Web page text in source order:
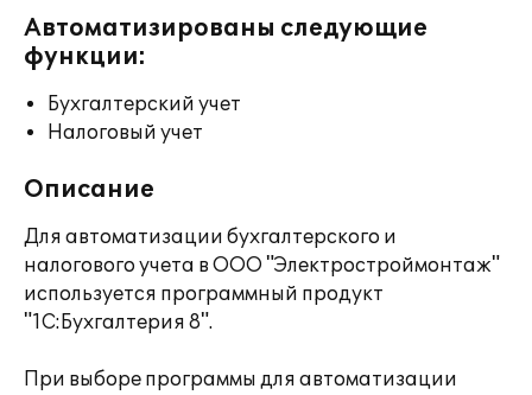
Автоматизированы следующие
функции:
Бухгалтерский учет
Налоговый учет
Описание
Для автоматизации бухгалтерского и
налогового учета в ООО "Электростроймонтаж"
используется программный продукт
"1С:Бухгалтерия 8".
При выборе программы для автоматизации